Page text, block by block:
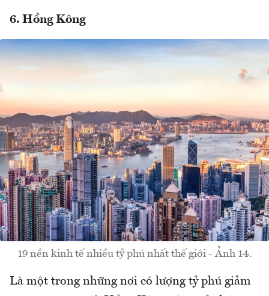
6. Hồng Kông
19 nền kinh tế nhiều tỷ phú nhất thế giới - Ảnh 14.
Là một trong những nơi có lượng tỷ phú giảm